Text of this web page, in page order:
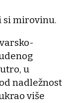
si mirovinu.
u
nadležnost
više